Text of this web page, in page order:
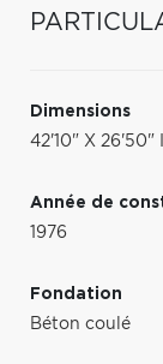
Dimensions
42'10" X 26'50"
Année de
1976
Fondation
Béton coulé